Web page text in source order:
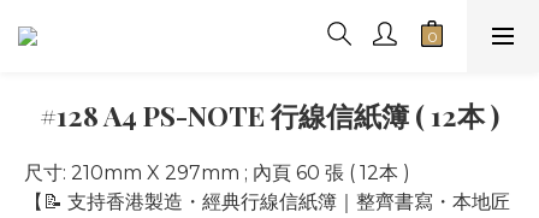
#128 A4 PS-NOTE 行線信紙簿 ( 12本 )
尺寸: 210mm X 297mm ; 內頁 60 張 ( 12本 )
【📝 支持香港製造・經典行線信紙簿｜整齊書寫・本地匠